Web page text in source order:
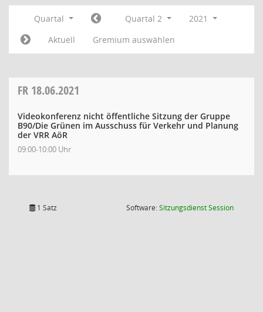
Quartal Quartal 2
2021
Aktuell
Gremium auswählen
FR 18.06.2021
Videokonferenz nicht öffentliche Sitzung der Gruppe
B90/Die Grünen im Ausschuss für Verkehr und Planung
der VRR AöR
09:00-10:00 Uhr
1 Satz Software:SitzungsdienstSession(Wird in